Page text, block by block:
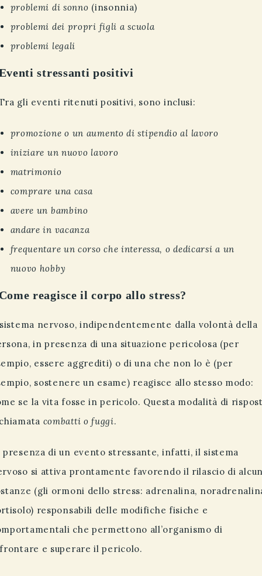
problemi di sonno (insonnia)
problemi dei propri figli a scuola
problemi legali
stressanti positivi
gli eventi ritenuti positivi, sono inclusi:
promozione o un aumento di stipendio al lavoro
iniziare un nuovo lavoro
matrimonio
comprare una casa
avere un bambino
andare in vacanza
frequentare un corso che interessa, o dedicarsi a un
nuovo hobby
reagisce il corpo allo stress?
nervoso, indipendentemente dalla volontà della
in presenza di una situazione pericolosa (per
essere aggrediti) o di una che non lo è (per
sostenere un esame) reagisce allo stesso modo:
se la vita fosse in pericolo. Questa modalità di
combatti o fuggi.
presenza di un evento stressante, infatti, il sistema
si attiva prontamente favorendo il rilascio di
(gli ormoni dello stress: adrenalina,
responsabili delle modifiche fisiche e
che permettono all’organismo di
e superare il pericolo.